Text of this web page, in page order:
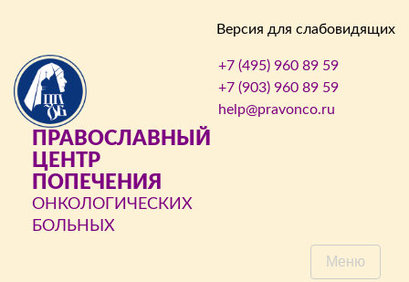
Версия для слабовидящих
ПРАВОСЛАВНЫЙ
ЦЕНТР
ПОПЕЧЕНИЯ
ОНКОЛОГИЧЕСКИХ
БОЛЬНЫХ
+7 (495) 960 89 59
+7 (903) 960 89 59
help@pravonco.ru
Меню